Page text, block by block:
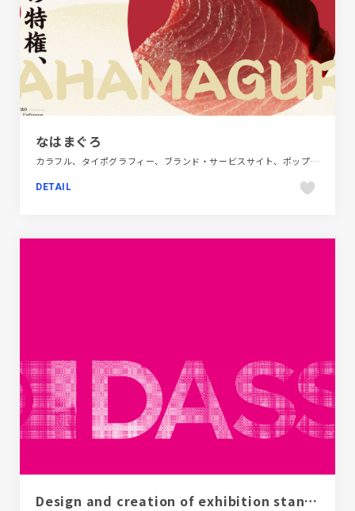
なはまぐろ
カラフル、タイポグラフィー、ブランド・サービスサイト、ポップ、日本テイスト、飲料・食品
DETAIL
Design and creation of exhibition stands | DASS exhibition booth